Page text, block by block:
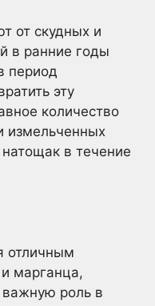
от скудных и
в ранние годы
период
эту
количество
измельченных
в течение
отличным
марганца,
роль в